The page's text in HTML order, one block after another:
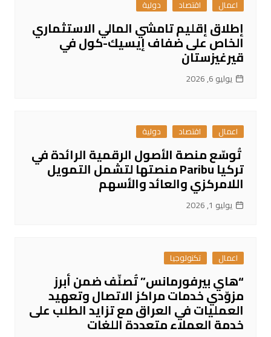
اعمال اقتصاد دولية
إطلاق إقليم تامشي المالي الاستثماري
الخاص على ضفاف إيسيك-كول في
قيرغيزستان
يوليو 6, 2026
اعمال اقتصاد دولية
تُوسّع منصة الأصول الرقمية الرائدة في
تركيا Paribu منصتها لتشمل التمويل
اللامركزي والعائد والأسهم
يوليو 1, 2026
اعمال تكنولوجيا
“هاي بيرفورمانس” تُصنّف ضمن أبرز
مزوّدي خدمات مراكز الاتصال وتعهيد
العمليات في العراق مع تزايد الطلب على
خدمة العملاء متعددة اللغات